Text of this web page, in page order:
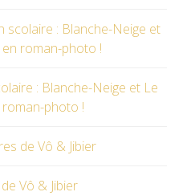
scolaire : Blanche-Neige et
roman-photo !
: Blanche-Neige et Le
photo !
de Vô & Jibier
Vô & Jibier